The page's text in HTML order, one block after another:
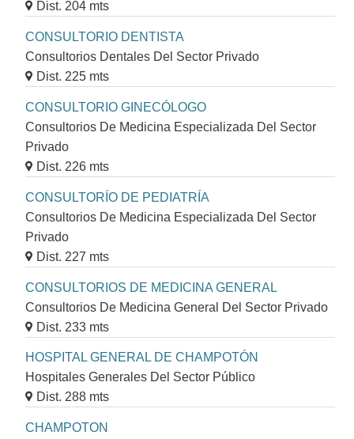
Dist. 204 mts
CONSULTORIO DENTISTA
Consultorios Dentales Del Sector Privado
Dist. 225 mts
CONSULTORIO GINECÓLOGO
Consultorios De Medicina Especializada Del Sector
Privado
Dist. 226 mts
CONSULTORÍO DE PEDIATRÍA
Consultorios De Medicina Especializada Del Sector
Privado
Dist. 227 mts
CONSULTORIOS DE MEDICINA GENERAL
Consultorios De Medicina General Del Sector Privado
Dist. 233 mts
HOSPITAL GENERAL DE CHAMPOTÓN
Hospitales Generales Del Sector Público
Dist. 288 mts
CHAMPOTON